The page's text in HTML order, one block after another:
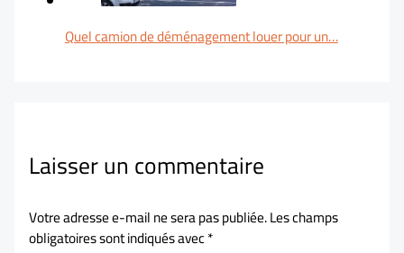
Quel camion de déménagement louer pour un…
Laisser un commentaire
Votre adresse e-mail ne sera pas publiée.Les champs
obligatoires sont indiqués avec*